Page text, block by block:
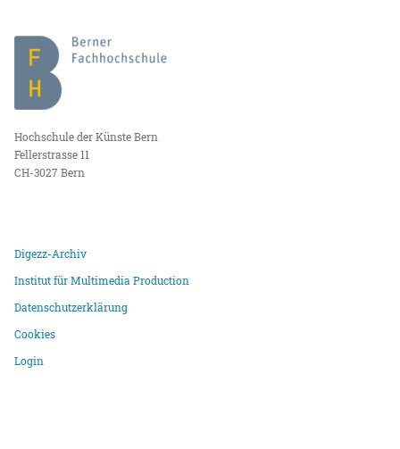
Hochschule der Künste Bern
Fellerstrasse 11
CH-3027 Bern
Digezz-Archiv
Institut für Multimedia Production
Datenschutzerklärung
Cookies
Login